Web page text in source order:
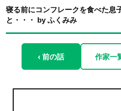
寝る前にコンフレークを食べた息
と・・・ by ふくみみ
‹ 前の話 作家一